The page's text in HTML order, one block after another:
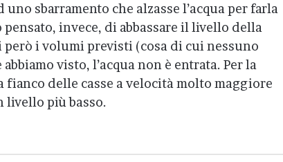
sbarramento che alzasse l’acqua per farla
invece, di abbassare il livello della
i volumi previsti (cosa di cui nessuno
visto, l’acqua non è entrata. Per la
fianco delle casse a velocità molto maggiore
livello più basso.